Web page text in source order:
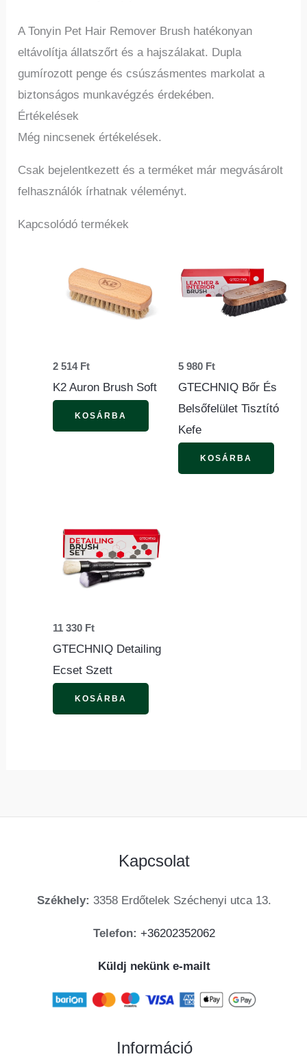
A Tonyin Pet Hair Remover Brush hatékonyan
eltávolítja állatszőrt és a hajszálakat. Dupla
gumírozott penge és csúszásmentes markolat a
biztonságos munkavégzés érdekében.
Értékelések
Még nincsenek értékelések.
Csak bejelentkezett és a terméket már megvásárolt
felhasználók írhatnak véleményt.
Kapcsolódó termékek
2 514 Ft
K2 Auron Brush Soft
KOSÁRBA
5 980 Ft
GTECHNIQ Bőr És
Belsőfelület Tisztító
Kefe
KOSÁRBA
11 330 Ft
GTECHNIQ Detailing
Ecset Szett
KOSÁRBA
Kapcsolat
Székhely: 3358 Erdőtelek Széchenyi utca 13.
Telefon: +36202352062
Küldj nekünk e-mailt
Információ